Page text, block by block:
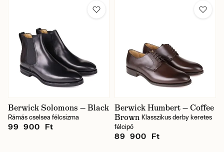
Berwick Solomons — Black
Rámás cselsea félcsizma
99 900 Ft
Berwick Humbert — Coffee
Brown Klasszikus derby keretes
félcipő
89 900 Ft